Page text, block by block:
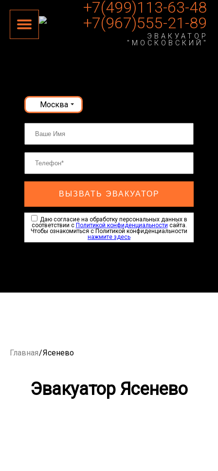
+7(499)113-63-48
+7(967)555-21-89
ЭВАКУАТОР
"МОСКОВСКИЙ"
Москва
ВЫЗВАТЬ ЭВАКУАТОР
Даю согласие на обработку персональных данных в
соответствии с Политикой конфиденциальности сайта.
Чтобы ознакомиться с Политикой конфиденциальности
нажмите здесь
Главная/Ясенево
Эвакуатор Ясенево